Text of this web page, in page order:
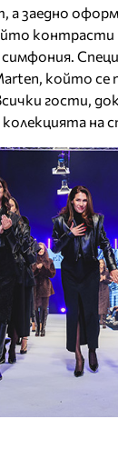
а заедно
контрасти
който
гости,
на